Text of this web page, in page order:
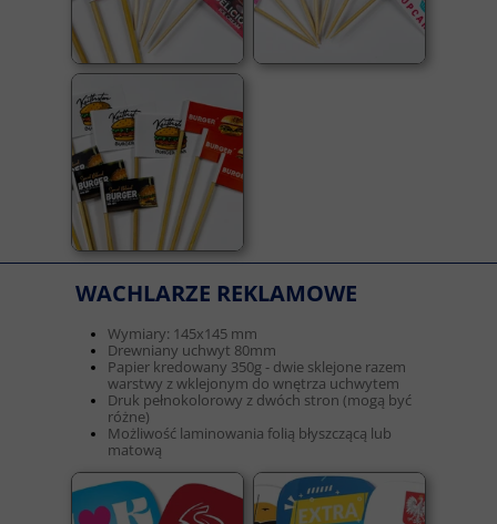
Wymiary: 145x145 mm
Drewniany uchwyt 80mm
Papier kredowany 350g - dwie sklejone razem
warstwy z wklejonym do wnętrza uchwytem
Druk pełnokolorowy z dwóch stron (mogą być
różne)
Możliwość laminowania folią błyszczącą lub
matową
WACHLARZE REKLAMOWE